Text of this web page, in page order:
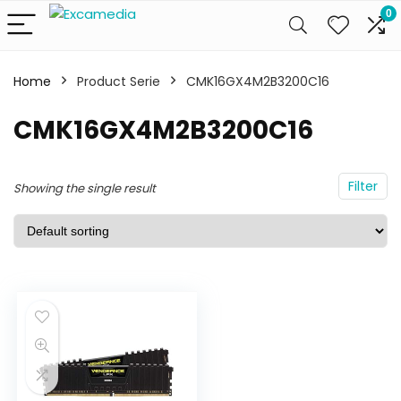
0
Home Product Serie CMK16GX4M2B3200C16
CMK16GX4M2B3200C16
Filter
Showing the single result